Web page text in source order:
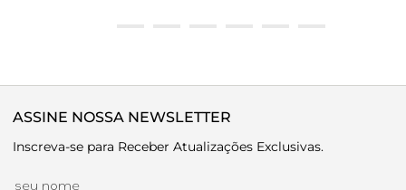
ASSINE NOSSA NEWSLETTER
Inscreva-se para Receber Atualizações Exclusivas.